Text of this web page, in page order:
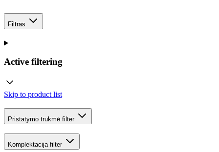
Filtras
Active filtering
Skip to product list
Pristatymo trukmė filter
Komplektacija filter